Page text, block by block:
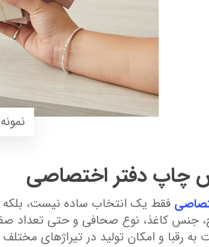
چاپ دفتر اختصاصی
فقط یک انتخاب ساده نیست، بلکه
جنس کاغذ، نوع صحافی و حتی تعداد
به رقبا و امکان تولید در تیراژهای مختلف